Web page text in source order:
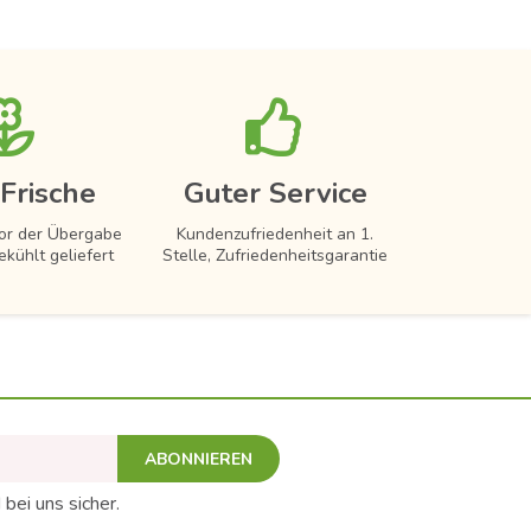
der Übergabe
geliefert
Guter Service
Kundenzufriedenheit an 1.
Stelle, Zufriedenheitsgarantie
ABONNIEREN
uns sicher.